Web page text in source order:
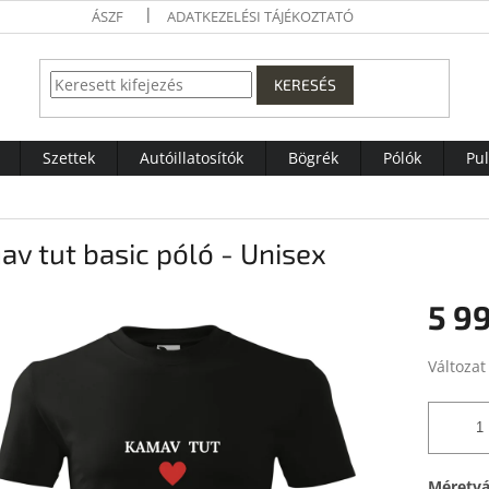
ÁSZF ADATKEZELÉSI TÁJÉKOZTATÓ
KERESÉS
Szettek Autóillatosítók Bögrék Pólók
tut basic póló - Unisex
5
Változat